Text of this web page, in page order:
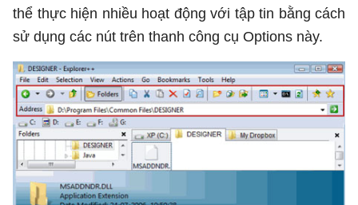
thể thực hiện nhiều hoạt động với tập tin bằng cách
sử dụng các nút trên thanh công cụ Options này.